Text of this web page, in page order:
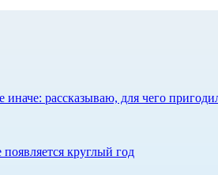
рассказываю, для чего
круглый год